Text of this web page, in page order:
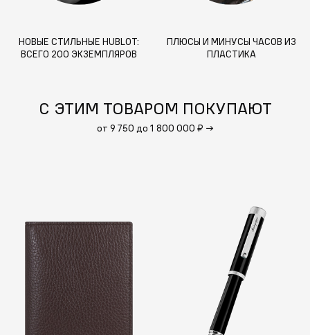
НОВЫЕ СТИЛЬНЫЕ HUBLOT:
ВСЕГО 200 ЭКЗЕМПЛЯРОВ
ПЛЮСЫ И МИНУСЫ ЧАСОВ ИЗ
ПЛАСТИКА
С ЭТИМ ТОВАРОМ ПОКУПАЮТ
от 9 750 до 1 800 000 ₽ →